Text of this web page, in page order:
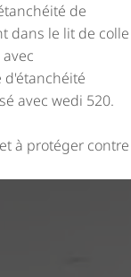
de
dans le lit de colle
d'étanchéité
avec wedi 520.
à protéger contre